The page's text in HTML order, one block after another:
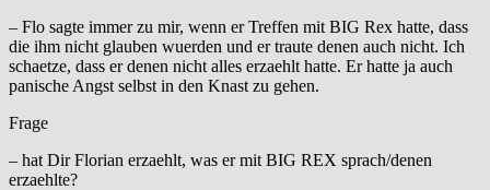
– Flo sagte immer zu mir, wenn er Treffen mit BIG Rex hatte, dass
die ihm nicht glauben wuerden und er traute denen auch nicht. Ich
schaetze, dass er denen nicht alles erzaehlt hatte. Er hatte ja auch
panische Angst selbst in den Knast zu gehen.
Frage
– hat Dir Florian erzaehlt, was er mit BIG REX sprach/denen
erzaehlte?